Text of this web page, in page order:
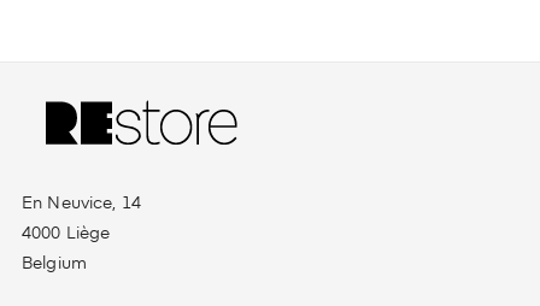
En Neuvice, 14
4000 Liège
Belgium